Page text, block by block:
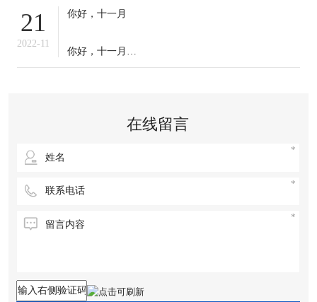
们应保证充足睡眠，多晒太阳，适时锻炼，
子碗，冻掉耳朵没人管”的说法。你那里立冬
吃啥？冬天来了，
21
2022-11
你好，十一月
你好，十一月
在线留言